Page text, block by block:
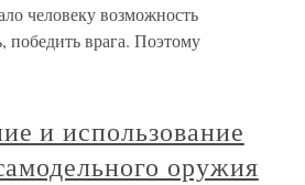
человеку возможность
победить врага. Поэтому
и использование
оружия